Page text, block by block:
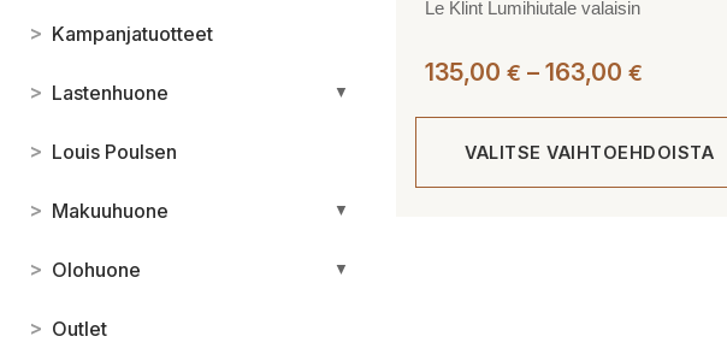
> Kampanjatuotteet
> Lastenhuone ▼
> Louis Poulsen
> Makuuhuone ▼
> Olohuone ▼
> Outlet
Le Klint Lumihiutale valaisin
135,00 € – 163,00 €
163,00 €
VALITSE VAIHTOEHDOISTA